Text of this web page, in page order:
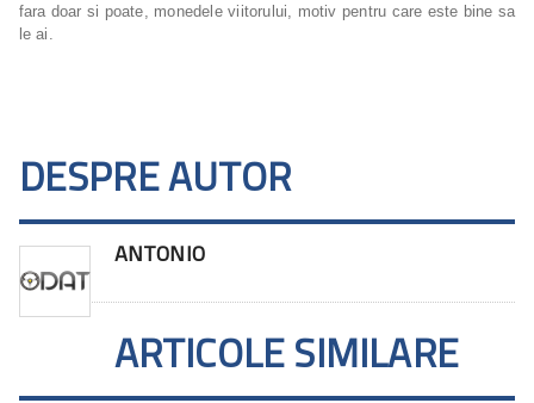
fara doar si poate, monedele viitorului, motiv pentru care este bine sa
le ai.
DESPRE AUTOR
ANTONIO
ARTICOLE SIMILARE